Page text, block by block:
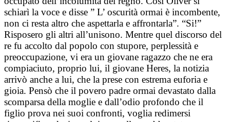
schiarì la voce e disse ” L’ oscurità ormai è incombente,
non ci resta altro che aspettarla e affrontarla”. “Si!”
Risposero gli altri all’unisono. Mentre quel discorso del
re fu accolto dal popolo con stupore, perplessità e
preoccupazione, vi era un giovane ragazzo che ne era
compiaciuto, proprio lui, il giovane Heres, la notizia
arrivò anche a lui, che la prese con estrema euforia e
gioia. Pensò che il povero padre ormai devastato dalla
scomparsa della moglie e dall’odio profondo che il
figlio prova nei suoi confronti, voglia redimersi